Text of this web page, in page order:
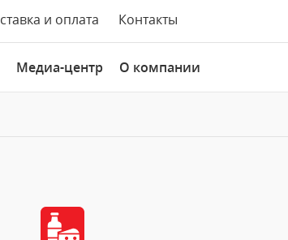
и оплата Контакты
Медиа-центр О компании